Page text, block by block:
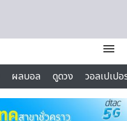
menu
ผลบอล ดูดวง
วอลเปเป